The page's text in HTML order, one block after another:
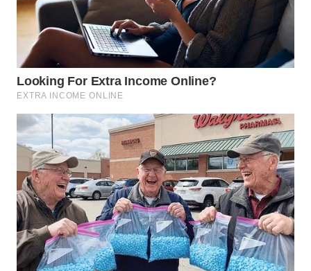
WN
KARO
WN
SIMALUNGUN
WN
LABUHANBATU
WN
TAPANULI
TENGAH
WN DELI
SERDANG